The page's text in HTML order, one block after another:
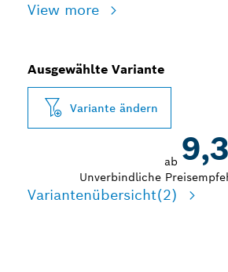
View more
Ausgewählte Variante
Variante ändern
ab
Unverbindliche
Variantenübersicht(2)